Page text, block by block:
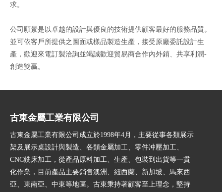
求。
公司願景是以卓越的設計與優良的技術提供顧客最好的服務品質。
並可依客戶所提供之圖面或樣品製造生產，接受原廠委託設計生
產，歡迎來電訂製洽詢並竭誠歡迎貿易商合作內外銷、共享利潤-
創造雙贏。
古東金屬工業有限公司
古東金屬工業有限公司成立於1998年4月，主要從事各類展示
架及展示桌設計與製造、各類金屬加工、零件冲壓加工、
CNC銑床加工，從產品原料加工、生產、包裝到出貨等一貫
化作業，目前產品主要銷售澳洲、紐西蘭、新加坡、馬來西
亞、東南亞、中東等地區。古東秉持著顧客至上理念，堅持